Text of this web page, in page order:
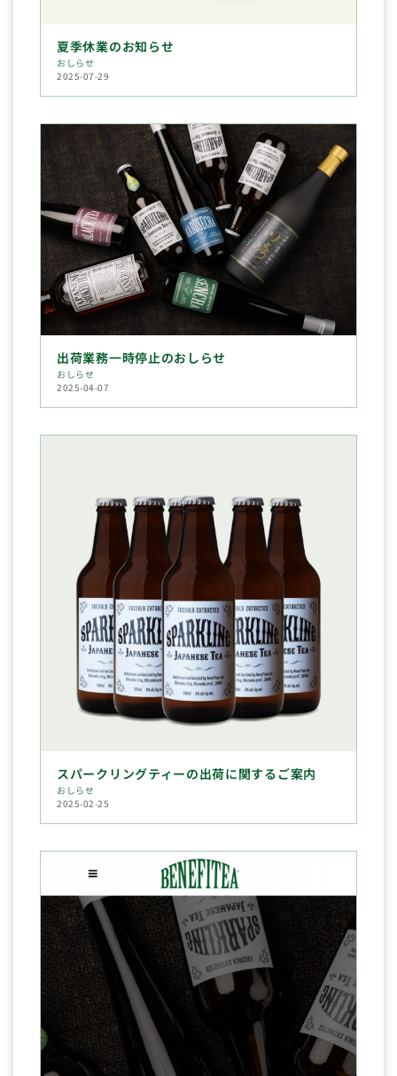
夏季休業のお知らせ
おしらせ
2025-07-29
出荷業務一時停止のおしらせ
おしらせ
2025-04-07
スパークリングティーの出荷に関するご案内
おしらせ
2025-02-25